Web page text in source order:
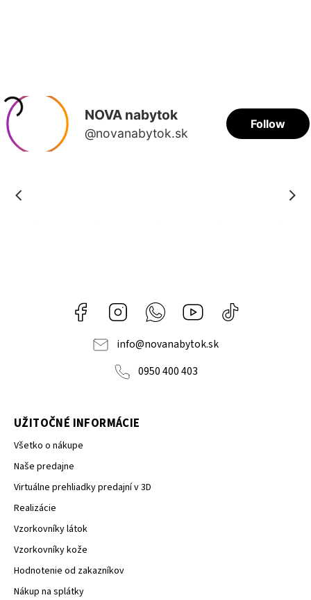
Facebook Instagram Whatsapp Youtube
nábytok
info@novanabytok.sk
0950 400 403
UŽITOČNÉ INFORMÁCIE
Všetko o nákupe
Naše predajne
Virtuálne prehliadky predajní v 3D
Realizácie
Vzorkovníky látok
Vzorkovníky kože
Hodnotenie od zakazníkov
Nákup na splátky